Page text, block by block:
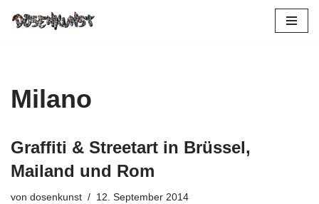
Milano
Graffiti & Streetart in Brüssel,
Mailand und Rom
von dosenkunst 12. September 2014